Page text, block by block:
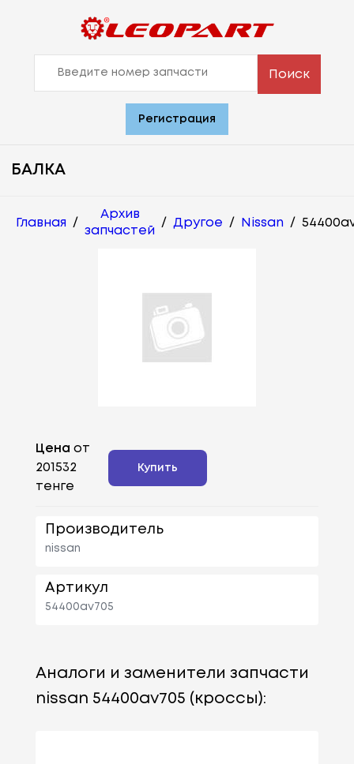
Поиск
Регистрация
БАЛКА
Главная /
Архив
запчастей
/ Другое / Nissan /
Цена от
201532
тенге
Купить
Производитель
nissan
Артикул
54400av705
Аналоги и заменители запчасти
nissan 54400av705 (кроссы):